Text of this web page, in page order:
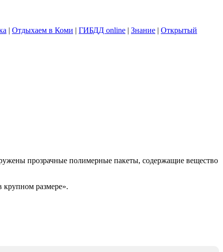
| Отдыхаем в Коми | ГИБДД online | Знание | Открытый
прозрачные полимерные пакеты, содержащие вещество
крупном размере».